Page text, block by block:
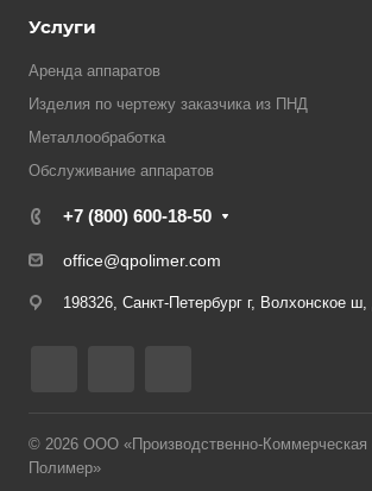
Услуги
Аренда аппаратов
Изделия по чертежу заказчика из ПНД
Металлообработка
Обслуживание аппаратов
+7 (800) 600-18-50
office@qpolimer.com
198326, Санкт-Петербург г, Волхонское
© 2026 ООО «Производственно-
Полимер»